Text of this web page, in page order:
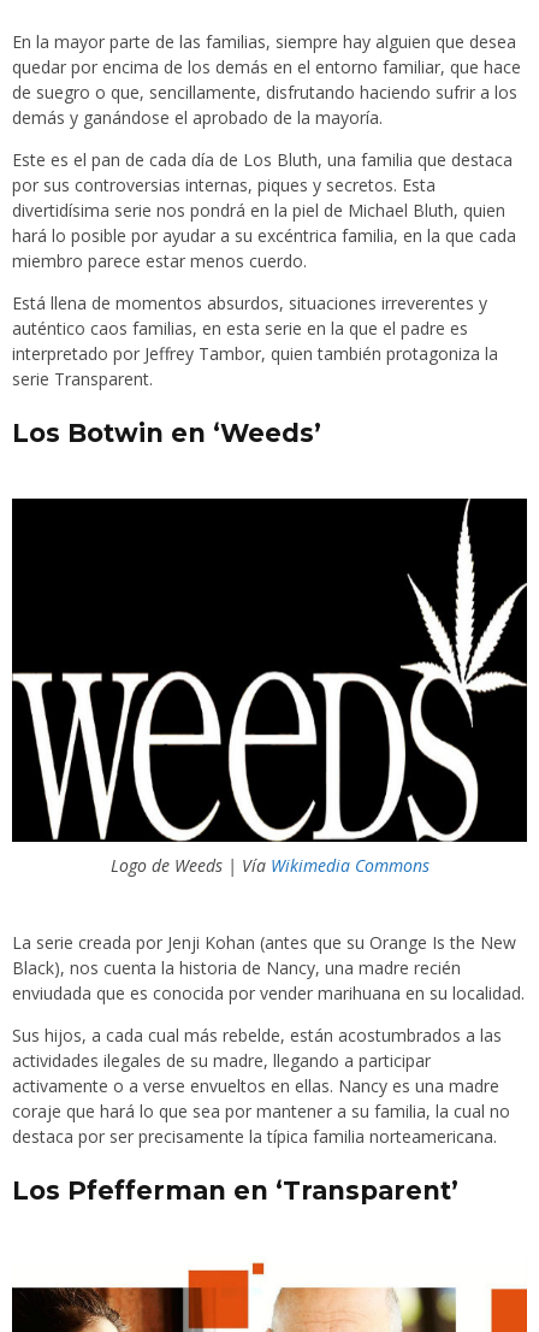
En la mayor parte de las familias, siempre hay alguien que desea
quedar por encima de los demás en el entorno familiar, que hace
de suegro o que, sencillamente, disfrutando haciendo sufrir a los
demás y ganándose el aprobado de la mayoría.
Este es el pan de cada día de Los Bluth, una familia que destaca
por sus controversias internas, piques y secretos. Esta
divertidísima serie nos pondrá en la piel de Michael Bluth, quien
hará lo posible por ayudar a su excéntrica familia, en la que cada
miembro parece estar menos cuerdo.
Está llena de momentos absurdos, situaciones irreverentes y
auténtico caos familias, en esta serie en la que el padre es
interpretado por Jeffrey Tambor, quien también protagoniza la
serie Transparent.
Los Botwin en ‘Weeds’
Logo de Weeds | Vía Wikimedia Commons
La serie creada por Jenji Kohan (antes que su Orange Is the New
Black), nos cuenta la historia de Nancy, una madre recién
enviudada que es conocida por vender marihuana en su localidad.
Sus hijos, a cada cual más rebelde, están acostumbrados a las
actividades ilegales de su madre, llegando a participar
activamente o a verse envueltos en ellas. Nancy es una madre
coraje que hará lo que sea por mantener a su familia, la cual no
destaca por ser precisamente la típica familia norteamericana.
Los Pfefferman en ‘Transparent’